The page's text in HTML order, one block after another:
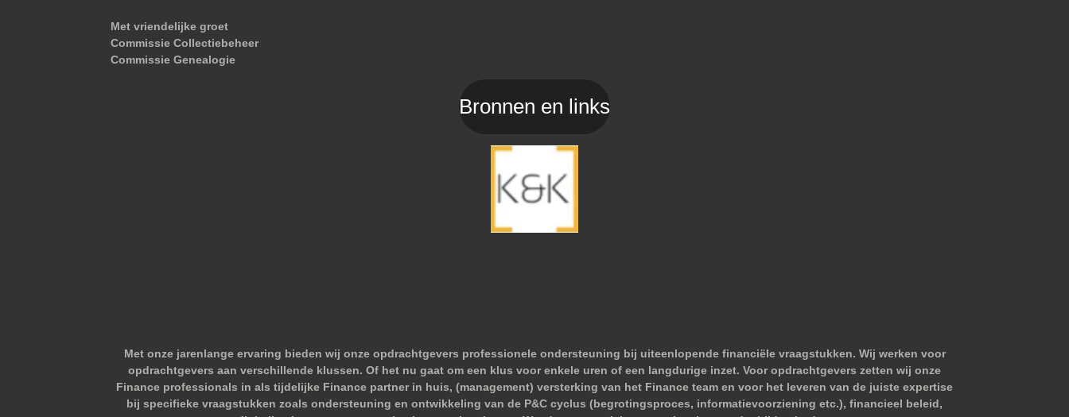
Met vriendelijke groet
Commissie Collectiebeheer
Commissie Genealogie
Bronnen en links
Met onze jarenlange ervaring bieden wij onze opdrachtgevers professionele ondersteuning bij uiteenlopende financiële vraagstukken. Wij werken voor
opdrachtgevers aan verschillende klussen. Of het nu gaat om een klus voor enkele uren of een langdurige inzet. Voor opdrachtgevers zetten wij onze
Finance professionals in als tijdelijke Finance partner in huis, (management) versterking van het Finance team en voor het leveren van de juiste expertise
bij specifieke vraagstukken zoals ondersteuning en ontwikkeling van de P&C cyclus (begrotingsproces, informatievoorziening etc.), financieel beleid,